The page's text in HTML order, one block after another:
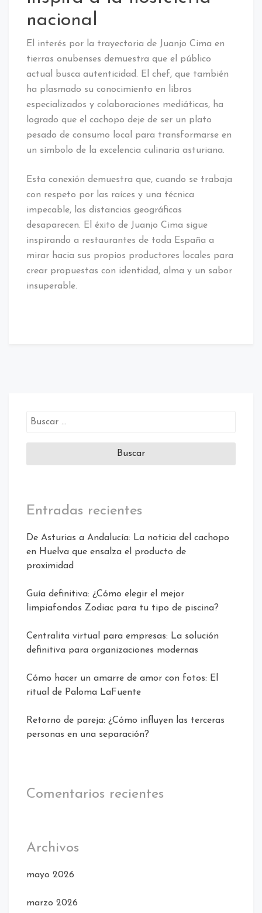
nacional
El interés por la trayectoria de Juanjo Cima en
tierras onubenses demuestra que el público
actual busca autenticidad. El chef, que también
ha plasmado su conocimiento en libros
especializados y colaboraciones mediáticas, ha
logrado que el cachopo deje de ser un plato
pesado de consumo local para transformarse en
un símbolo de la excelencia culinaria asturiana.
Esta conexión demuestra que, cuando se trabaja
con respeto por las raíces y una técnica
impecable, las distancias geográficas
desaparecen. El éxito de Juanjo Cima sigue
inspirando a restaurantes de toda España a
mirar hacia sus propios productores locales para
crear propuestas con identidad, alma y un sabor
insuperable.
Buscar:
Entradas recientes
De Asturias a Andalucía: La noticia del cachopo
en Huelva que ensalza el producto de
proximidad
Guía definitiva: ¿Cómo elegir el mejor
limpiafondos Zodiac para tu tipo de piscina?
Centralita virtual para empresas: La solución
definitiva para organizaciones modernas
Cómo hacer un amarre de amor con fotos: El
ritual de Paloma LaFuente
Retorno de pareja: ¿Cómo influyen las terceras
personas en una separación?
Comentarios recientes
Archivos
mayo 2026
marzo 2026